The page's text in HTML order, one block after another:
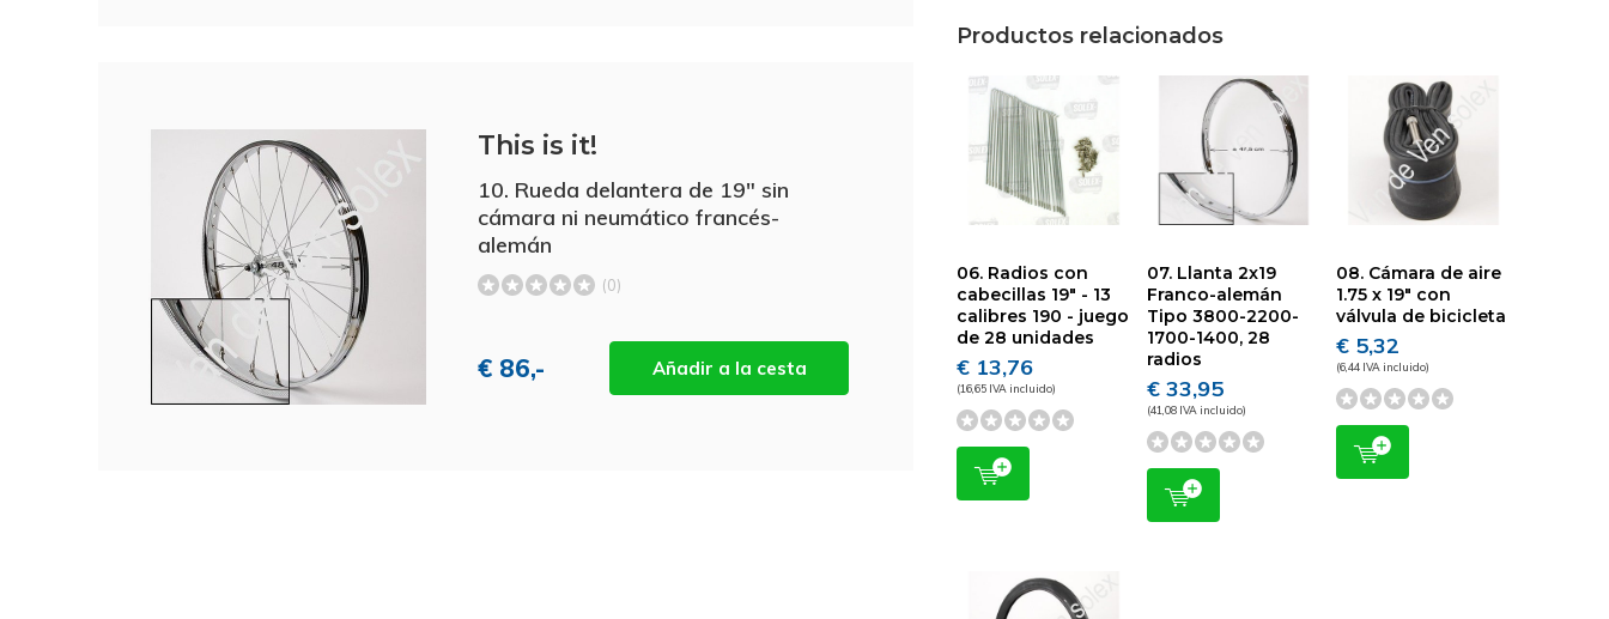
This is it!
10. Rueda delantera de 19" sin
cámara ni neumático francés-
alemán
(0)
€ 86,- Añadir a la cesta
Productos relacionados
06. Radios con
cabecillas 19" - 13
calibres 190 - juego
de 28 unidades
€ 13,76
(16,65 IVA incluido)
07. Llanta 2x19
Franco-alemán
Tipo 3800-2200-
1700-1400, 28
radios
€ 33,95
(41,08 IVA incluido)
08. Cámara de aire
1.75 x 19" con
válvula de bicicleta
€ 5,32
(6,44 IVA incluido)